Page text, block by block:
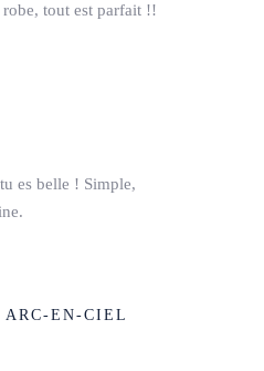
tout est parfait !!
es belle ! Simple,
EN-CIEL